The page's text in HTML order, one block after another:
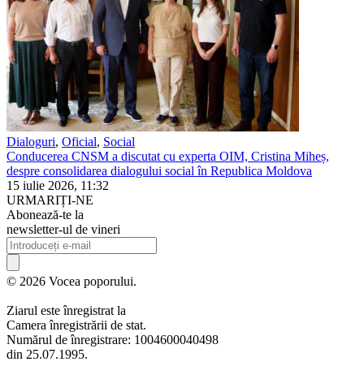
Dialoguri, Oficial, Social
Conducerea CNSM a discutat cu experta OIM, Cristina Miheș,
despre consolidarea dialogului social în Republica Moldova
15 iulie 2026, 11:32
URMARIȚI-NE
Abonează-te la
newsletter-ul de vineri
© 2026 Vocea poporului.
Ziarul este înregistrat la
Camera înregistrării de stat.
Numărul de înregistrare: 1004600040498
din 25.07.1995.